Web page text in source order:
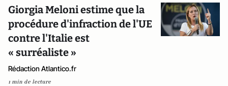
Giorgia Meloni estime que la
procédure d'infraction de l'UE
contre l'Italie est
« surréaliste »
Rédaction Atlantico.fr
1 min de lecture